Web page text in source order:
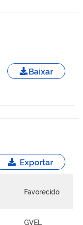
Baixar
Exportar
Favorecido
GVEL